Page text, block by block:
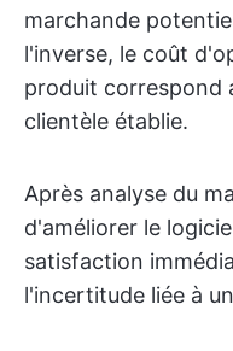
marchande
l'inverse, le coût
produit correspond
clientèle établie.
Après analyse du
d'améliorer le
satisfaction
l'incertitude liée à